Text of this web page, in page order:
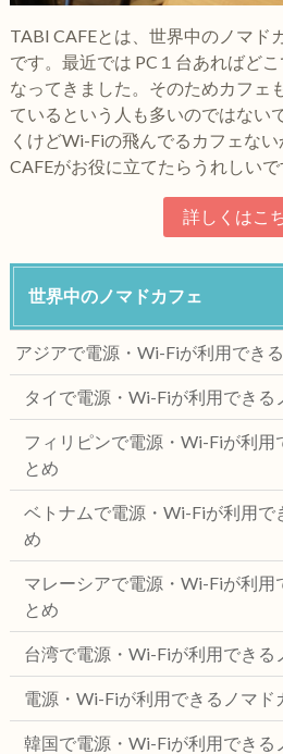
TABI CAFEとは、世界中のノマド
です。最近では PC１台あればど
なってきました。そのためカフェ
ているという人も多いのではな
くけどWi-Fiの飛んでるカフェな
CAFEがお役に立てたらうれしいで
詳しくはこ
世界中のノマドカフェ
アジアで電源・Wi-Fiが利用でき
タイで電源・Wi-Fiが利用できる
フィリピンで電源・Wi-Fiが利用
とめ
ベトナムで電源・Wi-Fiが利用で
め
マレーシアで電源・Wi-Fiが利用
とめ
台湾で電源・Wi-Fiが利用できる
電源・Wi-Fiが利用できるノマド
韓国で電源・Wi-Fiが利用できる